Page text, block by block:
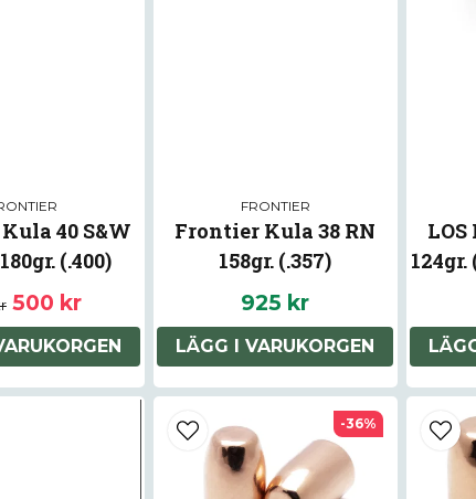
40 S&W
(.400)
500 kr
FRONTIER
Frontier Kula 38 RN
158gr. (.357)
925 kr
LÄGG I VARUKORGEN
-36%